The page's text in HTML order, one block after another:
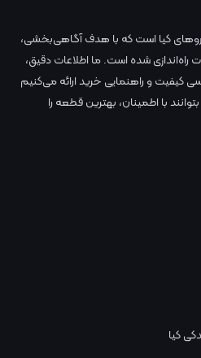
کیا است که با هدف آگاهی‌بخشی،
شده است. ما اطلاعات دقیق،
کیفیت و راهنمایی خرید ارائه می‌کنیم
با اطمینان، بهترین قطعه را
کیا